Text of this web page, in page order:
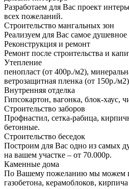
Разработаем для Вас проект
всех пожеланий.
Строительство мангальных зон
Реализуем для Вас самое душевное
Реконструкция и ремонт
Ремонт после строительства и
Утепление
пенопласт (от 400р./м2),
ветрозащитная пленка (от 150р./
Внутренняя отделка
Гипсокартон, вагонка, блок-хаус,
Строительство заборов
Профнастил, сетка-рабица,
бетонные.
Строительство беседок
Построим для Вас одно из самых
на вашем участке – от 70.000р.
Каменные дома
По Вашему пожеланию мы можем
газобетона, керамоблоков,